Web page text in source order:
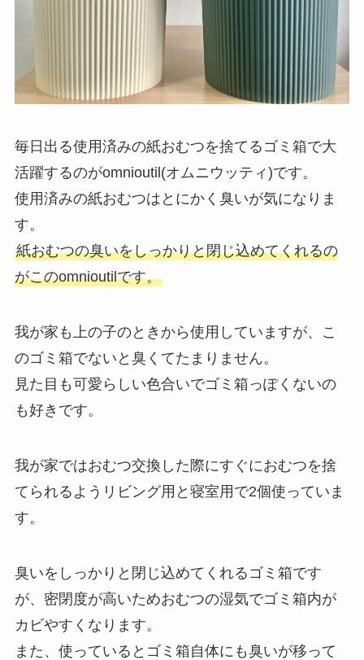
毎日出る使用済みの紙おむつを捨てるゴミ箱で大
活躍するのがomnioutil(オムニウッティ)です。
使用済みの紙おむつはとにかく臭いが気になりま
す。
紙おむつの臭いをしっかりと閉じ込めてくれるの
がこのomnioutilです。
我が家も上の子のときから使用していますが、こ
のゴミ箱でないと臭くてたまりません。
見た目も可愛らしい色合いでゴミ箱っぽくないの
も好きです。
我が家ではおむつ交換した際にすぐにおむつを捨
てられるようリビング用と寝室用で2個使っていま
す。
臭いをしっかりと閉じ込めてくれるゴミ箱です
が、密閉度が高いためおむつの湿気でゴミ箱内が
カビやすくなります。
また、使っているとゴミ箱自体にも臭いが移って